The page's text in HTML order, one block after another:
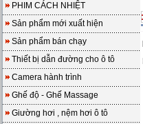
PHIM CÁCH NHIỆT
Sản phẩm mới xuất hiện
Sản phẩm bán chạy
Thiết bị dẫn đường cho ô tô
Camera hành trình
Ghế độ - Ghế Massage
Giường hơi , nệm hơi ô tô